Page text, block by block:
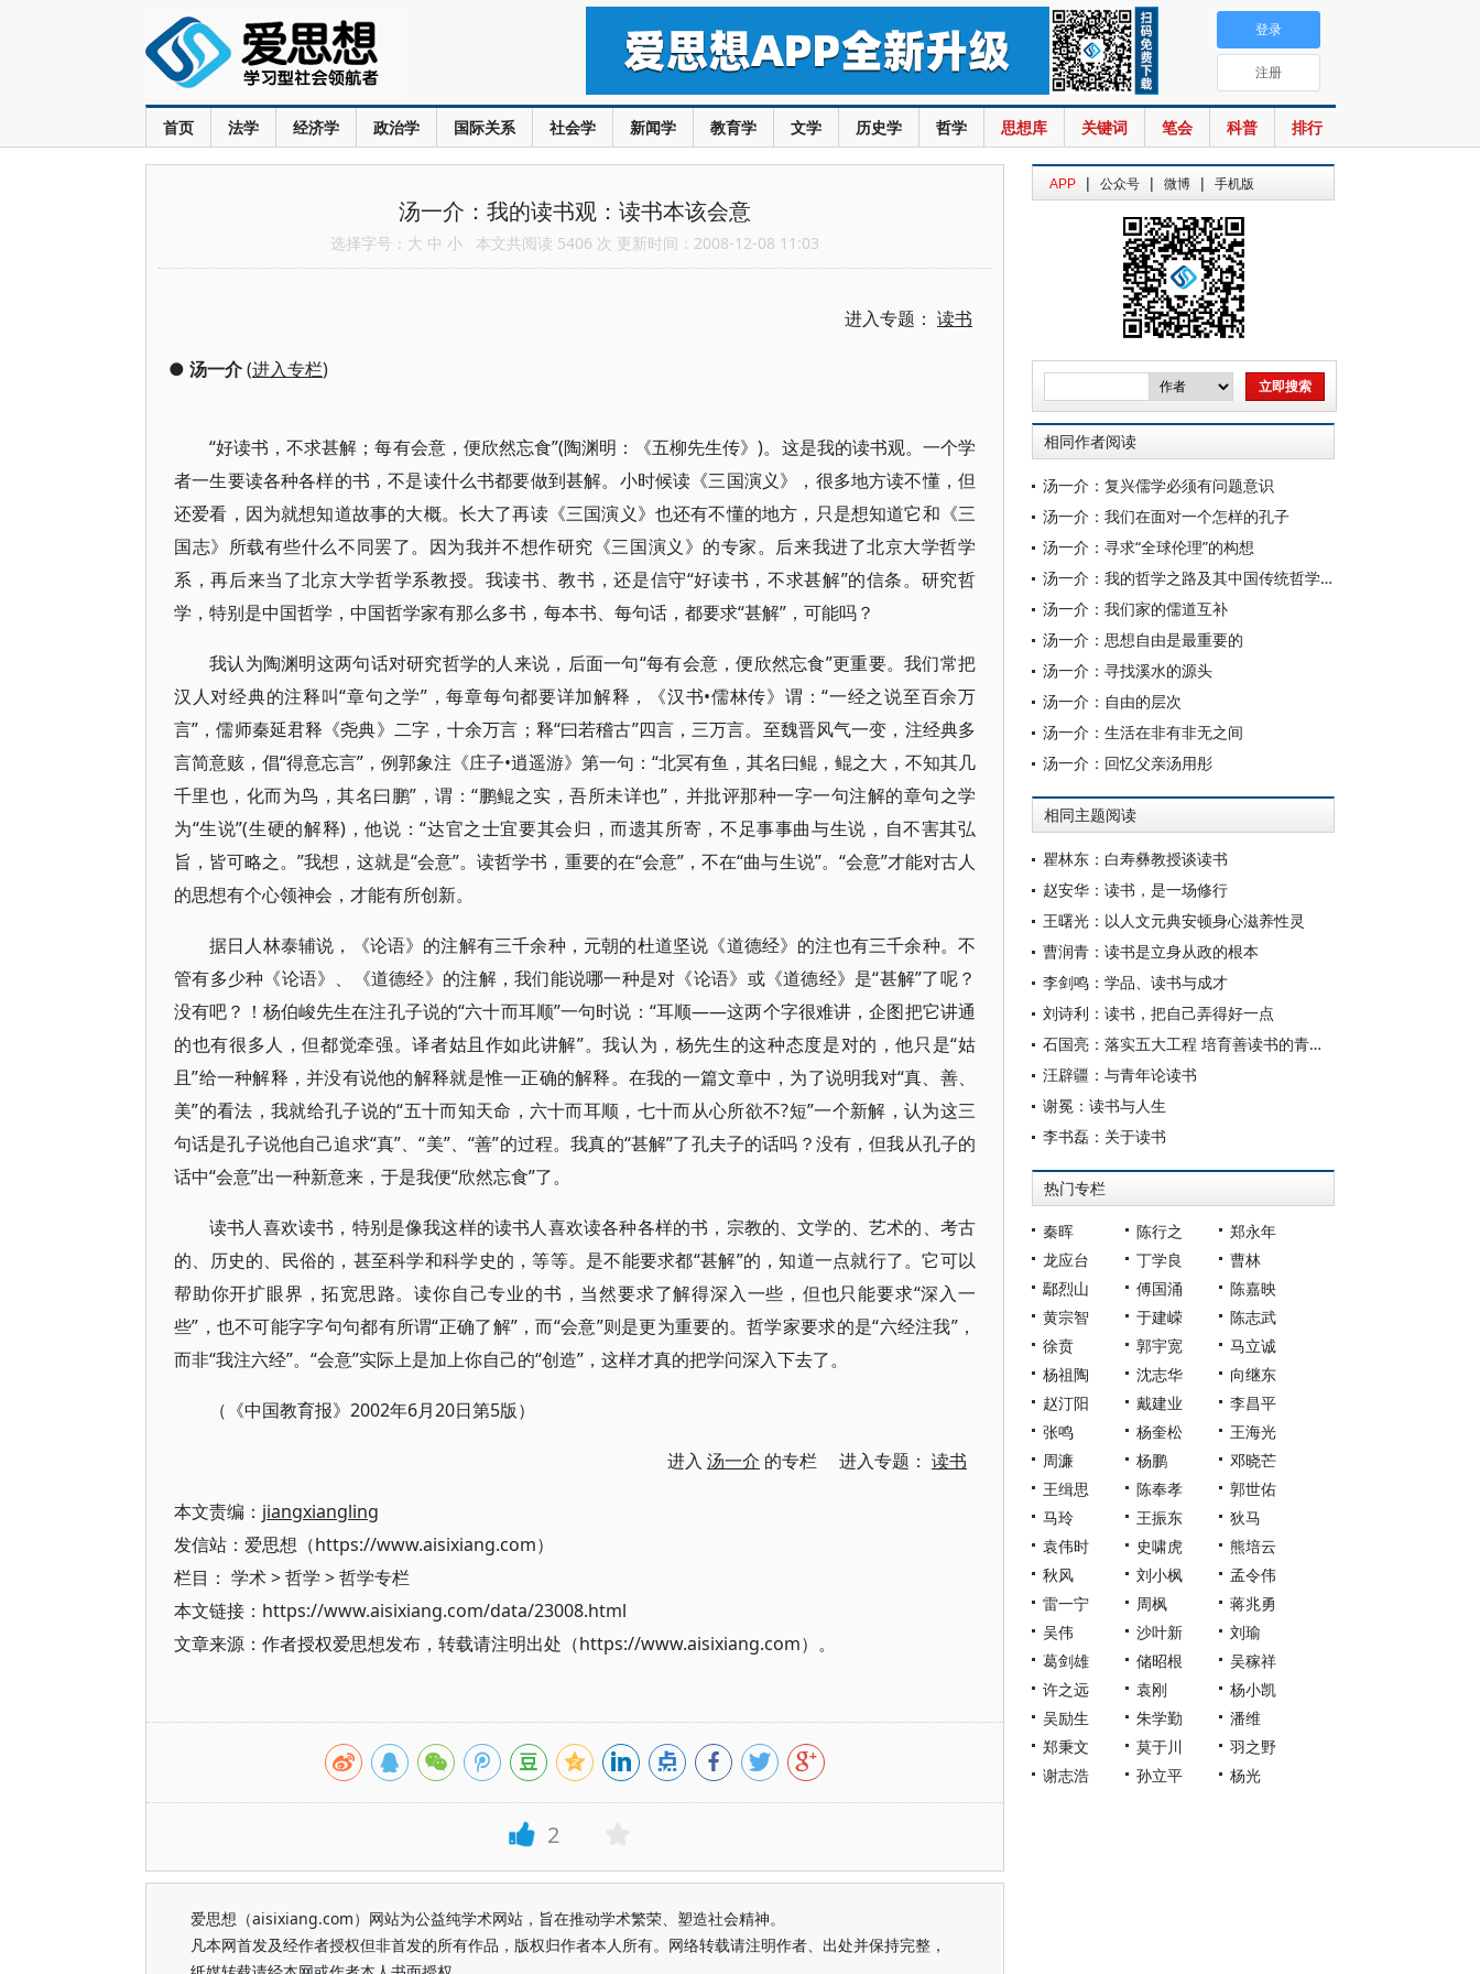
首页 法学 经济学 政治学 国际关系 社会学 新闻学 教育学 文学 历史学 哲学 思想库 关键词 笔会 科普 排行
登录
注册
汤一介：我的读书观：读书本该会意
选择字号： 大 中 小 本文共阅读 5406 次 更新时间：2008-12-08 11:03
进入专题： 读书
● 汤一介(进入专栏)
“好读书，不求甚解；每有会意，便欣然忘食”(陶渊明：《五柳先生传》)。这是我的读书观。一个学
者一生要读各种各样的书，不是读什么书都要做到甚解。小时候读《三国演义》，很多地方读不懂，但
还爱看，因为就想知道故事的大概。长大了再读《三国演义》也还有不懂的地方，只是想知道它和《三
国志》所载有些什么不同罢了。因为我并不想作研究《三国演义》的专家。后来我进了北京大学哲学
系，再后来当了北京大学哲学系教授。我读书、教书，还是信守“好读书，不求甚解”的信条。研究哲
学，特别是中国哲学，中国哲学家有那么多书，每本书、每句话，都要求“甚解”，可能吗？
我认为陶渊明这两句话对研究哲学的人来说，后面一句“每有会意，便欣然忘食”更重要。我们常把
汉人对经典的注释叫“章句之学”，每章每句都要详加解释，《汉书•儒林传》谓：“一经之说至百余万
言”，儒师秦延君释《尧典》二字，十余万言；释“曰若稽古”四言，三万言。至魏晋风气一变，注经典多
言简意赅，倡“得意忘言”，例郭象注《庄子•逍遥游》第一句：“北冥有鱼，其名曰鲲，鲲之大，不知其几
千里也，化而为鸟，其名曰鹏”，谓：“鹏鲲之实，吾所未详也”，并批评那种一字一句注解的章句之学
为“生说”(生硬的解释)，他说：“达官之士宜要其会归，而遗其所寄，不足事事曲与生说，自不害其弘
旨，皆可略之。”我想，这就是“会意”。读哲学书，重要的在“会意”，不在“曲与生说”。“会意”才能对古人
的思想有个心领神会，才能有所创新。
据日人林泰辅说，《论语》的注解有三千余种，元朝的杜道坚说《道德经》的注也有三千余种。不
管有多少种《论语》、《道德经》的注解，我们能说哪一种是对《论语》或《道德经》是“甚解”了呢？
没有吧？！杨伯峻先生在注孔子说的“六十而耳顺”一句时说：“耳顺——这两个字很难讲，企图把它讲通
的也有很多人，但都觉牵强。译者姑且作如此讲解”。我认为，杨先生的这种态度是对的，他只是“姑
且”给一种解释，并没有说他的解释就是惟一正确的解释。在我的一篇文章中，为了说明我对“真、善、
美”的看法，我就给孔子说的“五十而知天命，六十而耳顺，七十而从心所欲不?短”一个新解，认为这三
句话是孔子说他自己追求“真”、“美”、“善”的过程。我真的“甚解”了孔夫子的话吗？没有，但我从孔子的
话中“会意”出一种新意来，于是我便“欣然忘食”了。
读书人喜欢读书，特别是像我这样的读书人喜欢读各种各样的书，宗教的、文学的、艺术的、考古
的、历史的、民俗的，甚至科学和科学史的，等等。是不能要求都“甚解”的，知道一点就行了。它可以
帮助你开扩眼界，拓宽思路。读你自己专业的书，当然要求了解得深入一些，但也只能要求“深入一
些”，也不可能字字句句都有所谓“正确了解”，而“会意”则是更为重要的。哲学家要求的是“六经注我”，
而非“我注六经”。“会意”实际上是加上你自己的“创造”，这样才真的把学问深入下去了。
（《中国教育报》2002年6月20日第5版）
进入 汤一介 的专栏 进入专题： 读书
本文责编： jiangxiangling
发信站：爱思想（https://www.aisixiang.com）
栏目： 学术>哲学 >哲学专栏
本文链接：https://www.aisixiang.com/data/23008.html
文章来源：作者授权爱思想发布，转载请注明出处（https://www.aisixiang.com）。
2
爱思想（aisixiang.com）网站为公益纯学术网站，旨在推动学术繁荣、塑造社会精神。
凡本网首发及经作者授权但非首发的所有作品，版权归作者本人所有。网络转载请注明作者、出处并保持完整，
APP | 公众号 | 微博 | 手机版
相同作者阅读
汤一介：复兴儒学必须有问题意识
汤一介：我们在面对一个怎样的孔子
汤一介：寻求“全球伦理”的构想
汤一介：我的哲学之路及其中国传统哲学中的问题
汤一介：我们家的儒道互补
汤一介：思想自由是最重要的
汤一介：寻找溪水的源头
汤一介：自由的层次
汤一介：生活在非有非无之间
汤一介：回忆父亲汤用彤
相同主题阅读
瞿林东：白寿彝教授谈读书
赵安华：读书，是一场修行
王曙光：以人文元典安顿身心滋养性灵
曹润青：读书是立身从政的根本
李剑鸣：学品、读书与成才
刘诗利：读书，把自己弄得好一点
石国亮：落实五大工程 培育善读书的青少年
汪辟疆：与青年论读书
谢冕：读书与人生
李书磊：关于读书
热门专栏
秦晖 陈行之
郑永年
龙应台
丁学良
曹林
鄢烈山
傅国涌
陈嘉映
黄宗智
于建嵘
陈志武
徐贲
郭宇宽
马立诚
杨祖陶
沈志华
向继东
赵汀阳
戴建业
李昌平
张鸣
杨奎松
王海光
周濂
杨鹏
邓晓芒
王缉思
陈奉孝
郭世佑
马玲
王振东
狄马
袁伟时
史啸虎
熊培云
秋风
刘小枫
孟令伟
雷一宁
周枫
蒋兆勇
吴伟
沙叶新
刘瑜
葛剑雄
储昭根
吴稼祥
许之远
袁刚
杨小凯
吴励生
朱学勤
潘维
郑秉文
莫于川
羽之野
谢志浩
孙立平 杨光